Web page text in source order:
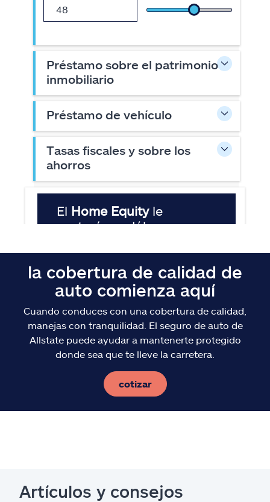
la cobertura de calidad de
auto comienza aquí
Cuando conduces con una cobertura de calidad,
manejas con tranquilidad. El seguro de auto de
Allstate puede ayudar a mantenerte protegido
donde sea que te lleve la carretera.
cotizar
Artículos y consejos